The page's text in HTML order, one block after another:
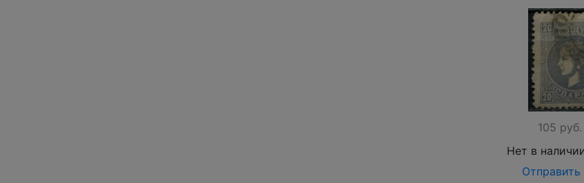
105 руб.
Нет в
Отправить